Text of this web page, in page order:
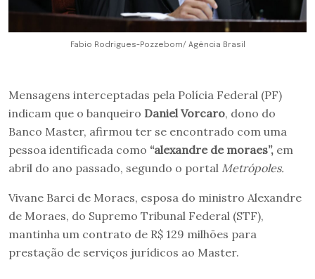
Fabio Rodrigues-Pozzebom/ Agência Brasil
Mensagens interceptadas pela Polícia Federal (PF)
indicam que o banqueiro Daniel Vorcaro, dono do
Banco Master, afirmou ter se encontrado com uma
pessoa identificada como “alexandre de moraes”, em
abril do ano passado, segundo o portal Metrópoles.
Vivane Barci de Moraes, esposa do ministro Alexandre
de Moraes, do Supremo Tribunal Federal (STF),
mantinha um contrato de R$ 129 milhões para
prestação de serviços jurídicos ao Master.